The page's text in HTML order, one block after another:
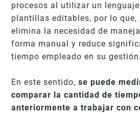
procesos al utilizar un
plantillas editables, por lo que,
elimina la necesidad de
forma manual y reduce
tiempo empleado en su gestión.
En este sentido, se puede
comparar la cantidad de
anteriormente a trabajar con